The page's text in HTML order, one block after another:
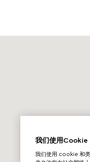
我们使用Cookie
我们使用 cookie 和类